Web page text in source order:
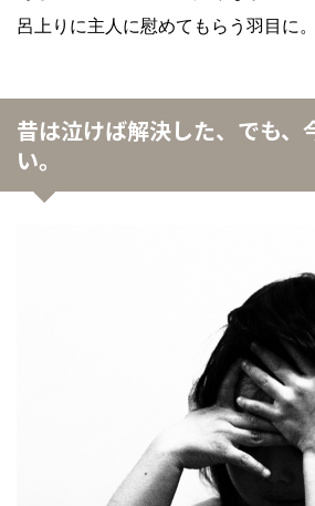
呂上りに主人に慰めてもらう羽目に。
昔は泣けば解決した、でも、
い。